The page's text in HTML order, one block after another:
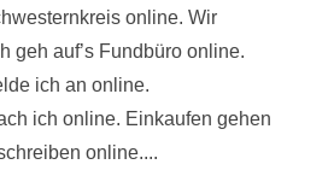
online. Wir
geh auf’s Fundbüro online.
ich an online.
ich online. Einkaufen gehen
online....